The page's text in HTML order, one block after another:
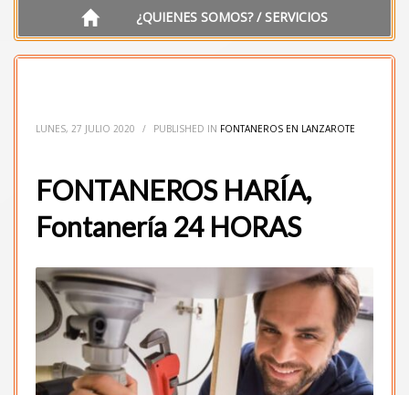
¿QUIENES SOMOS? / SERVICIOS
LUNES, 27 JULIO 2020 / PUBLISHED IN FONTANEROS EN LANZAROTE
FONTANEROS HARÍA,
Fontanería 24 HORAS